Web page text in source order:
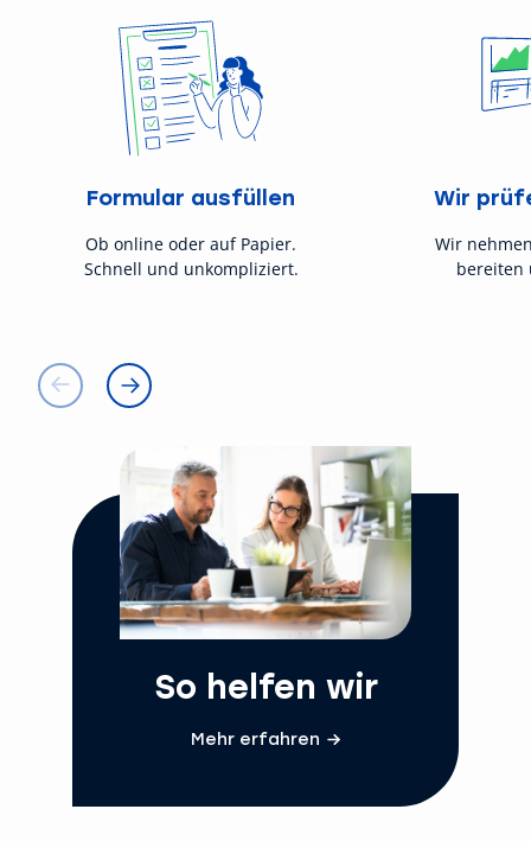
Formular ausfüllen
Ob online oder auf Papier.
Schnell und unkompliziert.
Wir
Wir
bereiten
So helfen wir
Mehr erfahren